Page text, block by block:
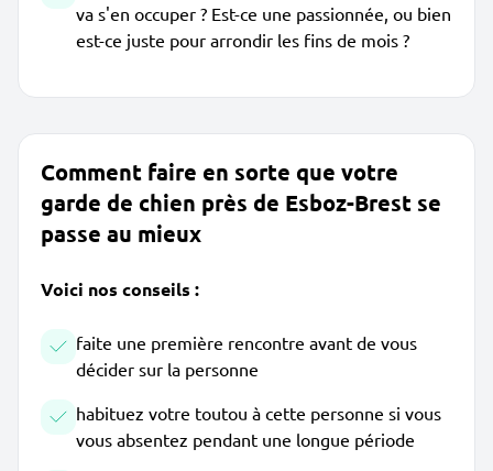
va s'en occuper ? Est-ce une passionnée, ou bien
est-ce juste pour arrondir les fins de mois ?
Comment faire en sorte que votre
garde de chien près de Esboz-Brest se
passe au mieux
Voici nos conseils :
faite une première rencontre avant de vous
décider sur la personne
habituez votre toutou à cette personne si vous
vous absentez pendant une longue période